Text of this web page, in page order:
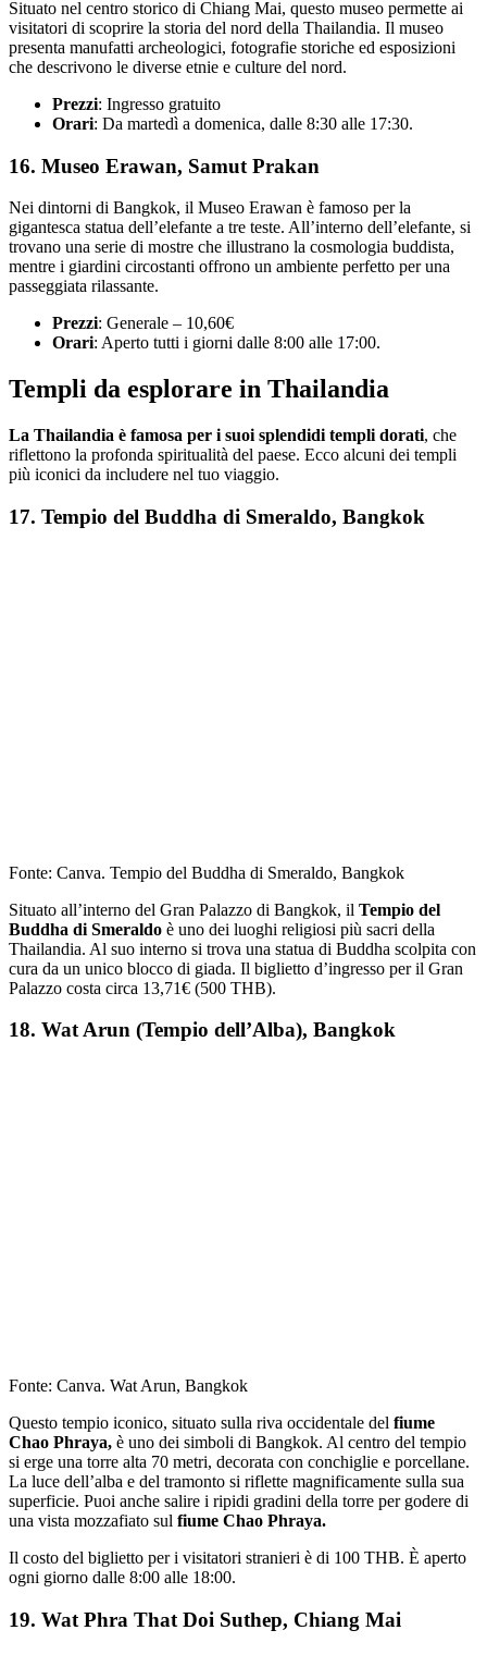
Situato nel centro storico di Chiang Mai, questo museo permette ai
visitatori di scoprire la storia del nord della Thailandia. Il museo
presenta manufatti archeologici, fotografie storiche ed esposizioni
che descrivono le diverse etnie e culture del nord.
Prezzi: Ingresso gratuito
Orari: Da martedì a domenica, dalle 8:30 alle 17:30.
16. Museo Erawan, Samut Prakan
Nei dintorni di Bangkok, il Museo Erawan è famoso per la
gigantesca statua dell’elefante a tre teste. All’interno dell’elefante, si
trovano una serie di mostre che illustrano la cosmologia buddista,
mentre i giardini circostanti offrono un ambiente perfetto per una
passeggiata rilassante.
Prezzi: Generale – 10,60€
Orari: Aperto tutti i giorni dalle 8:00 alle 17:00.
Templi da esplorare in Thailandia
La Thailandia è famosa per i suoi splendidi templi dorati, che
riflettono la profonda spiritualità del paese. Ecco alcuni dei templi
più iconici da includere nel tuo viaggio.
17. Tempio del Buddha di Smeraldo, Bangkok
Fonte: Canva. Tempio del Buddha di Smeraldo, Bangkok
Situato all’interno del Gran Palazzo di Bangkok, il Tempio del
Buddha di Smeraldo è uno dei luoghi religiosi più sacri della
Thailandia. Al suo interno si trova una statua di Buddha scolpita con
cura da un unico blocco di giada. Il biglietto d’ingresso per il Gran
Palazzo costa circa 13,71€ (500 THB).
18. Wat Arun (Tempio dell’Alba), Bangkok
Fonte: Canva. Wat Arun, Bangkok
Questo tempio iconico, situato sulla riva occidentale del fiume
Chao Phraya, è uno dei simboli di Bangkok. Al centro del tempio
si erge una torre alta 70 metri, decorata con conchiglie e porcellane.
La luce dell’alba e del tramonto si riflette magnificamente sulla sua
superficie. Puoi anche salire i ripidi gradini della torre per godere di
una vista mozzafiato sul fiume Chao Phraya.
Il costo del biglietto per i visitatori stranieri è di 100 THB. È aperto
ogni giorno dalle 8:00 alle 18:00.
19. Wat Phra That Doi Suthep, Chiang Mai